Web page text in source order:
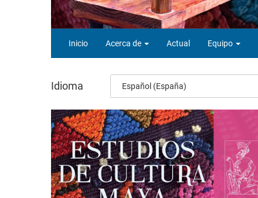
Inicio Acerca de Actual Equipo
Idioma